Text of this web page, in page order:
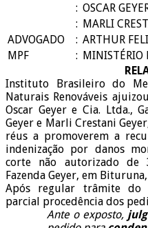
: OSCAR
: MARLI
ADVOGADO
: ARTHUR
MPF
: MINISTÉRIO
Instituto Brasileiro do
Naturais Renováveis
Oscar Geyer e Cia. Ltda.,
Geyer e Marli Crestani
réus a promoverem a
indenização por danos
corte não autorizado de
Fazenda Geyer, em
Após regular trâmite do
parcial procedência dos
Ante o exposto,